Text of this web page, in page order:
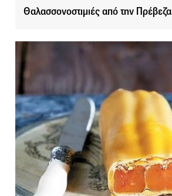
Θαλασσονοστιμιές από την Πρέβεζα